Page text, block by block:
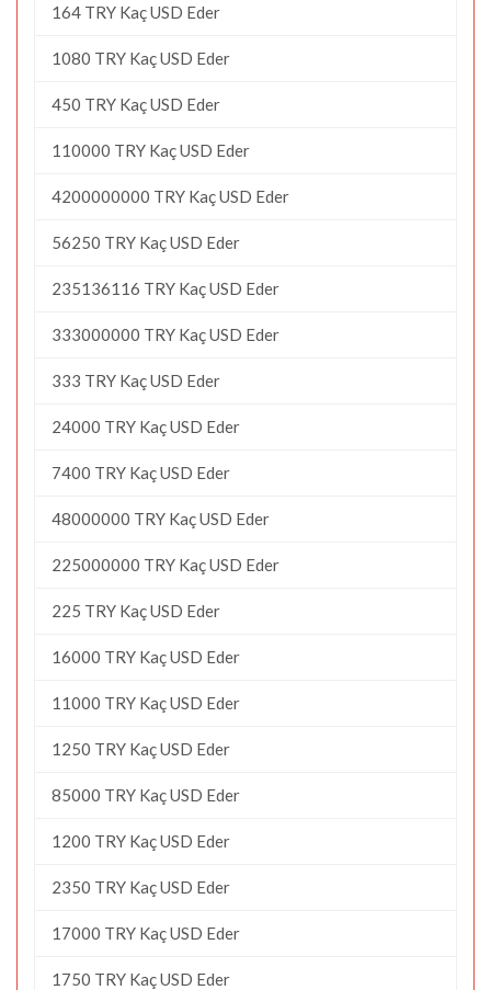
164 TRY Kaç USD Eder
1080 TRY Kaç USD Eder
450 TRY Kaç USD Eder
110000 TRY Kaç USD Eder
4200000000 TRY Kaç USD Eder
56250 TRY Kaç USD Eder
235136116 TRY Kaç USD Eder
333000000 TRY Kaç USD Eder
333 TRY Kaç USD Eder
24000 TRY Kaç USD Eder
7400 TRY Kaç USD Eder
48000000 TRY Kaç USD Eder
225000000 TRY Kaç USD Eder
225 TRY Kaç USD Eder
16000 TRY Kaç USD Eder
11000 TRY Kaç USD Eder
1250 TRY Kaç USD Eder
85000 TRY Kaç USD Eder
1200 TRY Kaç USD Eder
2350 TRY Kaç USD Eder
17000 TRY Kaç USD Eder
1750 TRY Kaç USD Eder